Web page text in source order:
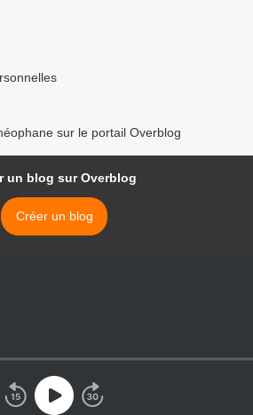
sur le portail Overblog
un blog sur Overblog
Créer un blog